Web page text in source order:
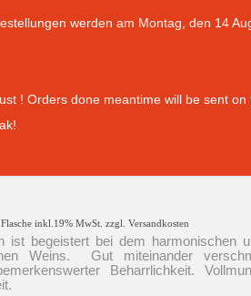
werden am Montag, den 14
! Orders done meantime will be sent on
inkl.19% MwSt. zzgl. Versandkosten
ist begeistert bei dem harmonischen
Weins. Gut miteinander
Beharrlichkeit.